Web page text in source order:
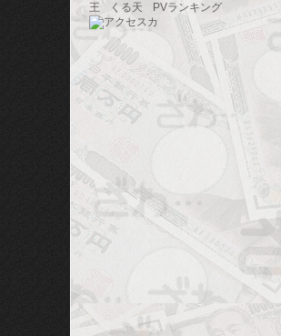
王 くる天 PVランキング